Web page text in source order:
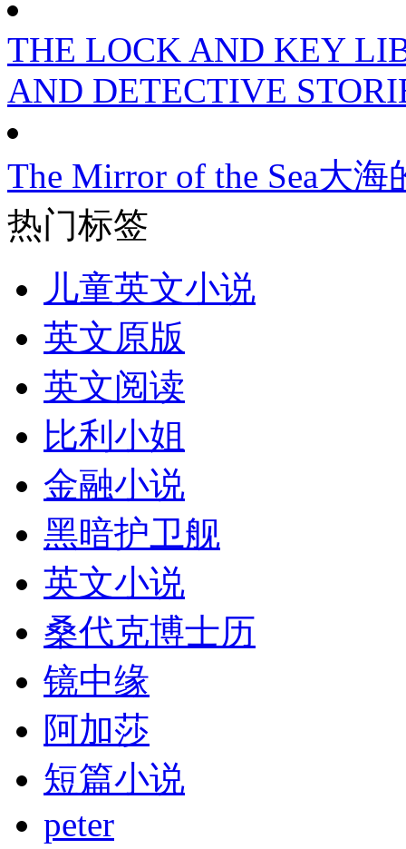
THE LOCK AND KEY
AND DETECTIVE
The Mirror of the Sea大海
热门标签
儿童英文小说
英文原版
英文阅读
比利小姐
金融小说
黑暗护卫舰
英文小说
桑代克博士历
镜中缘
阿加莎
短篇小说
peter